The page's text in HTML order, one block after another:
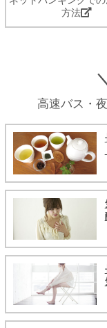
方法
高速バス・